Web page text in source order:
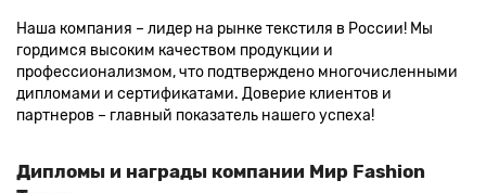
Наша компания – лидер на рынке текстиля в России! Мы
гордимся высоким качеством продукции и
профессионализмом, что подтверждено многочисленными
дипломами и сертификатами. Доверие клиентов и
партнеров – главный показатель нашего успеха!
Дипломы и награды компании Мир Fashion